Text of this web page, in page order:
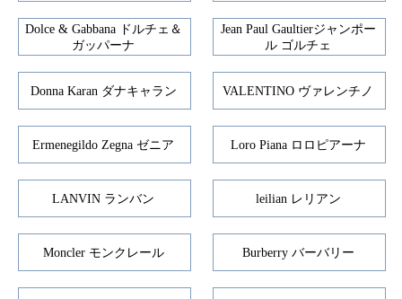
Dolce & Gabbana ドルチェ＆
ガッパーナ
Jean Paul Gaultierジャンポー
ル ゴルチェ
Donna Karan ダナキャラン VALENTINO ヴァレンチノ
Ermenegildo Zegna ゼニア Loro Piana ロロピアーナ
LANVIN ランバン leilian レリアン
Moncler モンクレール Burberry バーバリー